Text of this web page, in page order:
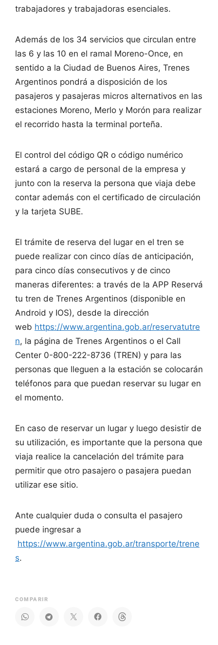
trabajadores y trabajadoras esenciales.
Además de los 34 servicios que circulan entre
las 6 y las 10 en el ramal Moreno-Once, en
sentido a la Ciudad de Buenos Aires, Trenes
Argentinos pondrá a disposición de los
pasajeros y pasajeras micros alternativos en las
estaciones Moreno, Merlo y Morón para realizar
el recorrido hasta la terminal porteña.
El control del código QR o código numérico
estará a cargo de personal de la empresa y
junto con la reserva la persona que viaja debe
contar además con el certificado de circulación
y la tarjeta SUBE.
El trámite de reserva del lugar en el tren se
puede realizar con cinco días de anticipación,
para cinco días consecutivos y de cinco
maneras diferentes: a través de la APP Reservá
tu tren de Trenes Argentinos (disponible en
Android y IOS), desde la dirección
web https://www.argentina.gob.ar/reservatutre
n, la página de Trenes Argentinos o el Call
Center 0-800-222-8736 (TREN) y para las
personas que lleguen a la estación se colocarán
teléfonos para que puedan reservar su lugar en
el momento.
En caso de reservar un lugar y luego desistir de
su utilización, es importante que la persona que
viaja realice la cancelación del trámite para
permitir que otro pasajero o pasajera puedan
utilizar ese sitio.
Ante cualquier duda o consulta el pasajero
puede ingresar a
https://www.argentina.gob.ar/transporte/trene
s.
COMPARIR